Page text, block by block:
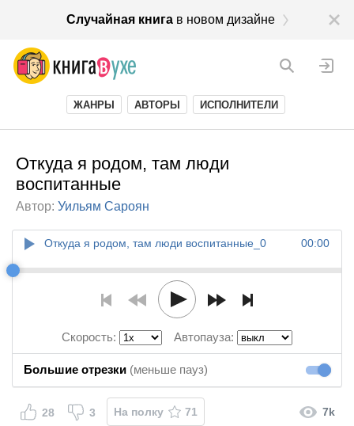
Случайная книгав новом дизайне
ЖАНРЫ АВТОРЫ ИСПОЛНИТЕЛИ
Откуда я родом, там люди
воспитанные
Автор: Уильям Сароян
00:00
Откуда я родом, там люди воспитанные_0
Скорость: Автопауза:
Большие отрезки (меньше пауз)
28 3 На полку 71 7k